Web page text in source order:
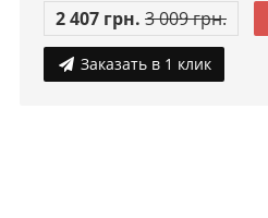
2 407 грн. 3 009 грн.
Заказать в 1 клик